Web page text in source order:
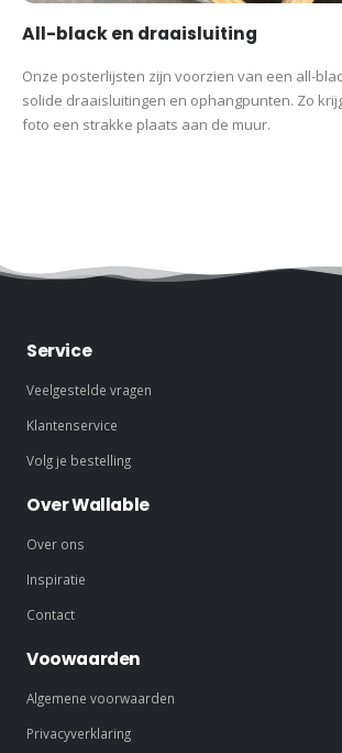
All-black en draaisluiting
Onze posterlijsten zijn voorzien van een all-
solide draaisluitingen en ophangpunten. Zo
foto een strakke plaats aan de muur.
Service
Veelgestelde vragen
Klantenservice
Volg je bestelling
Over Wallable
Over ons
Inspiratie
Contact
Voowaarden
Algemene voorwaarden
Privacyverklaring